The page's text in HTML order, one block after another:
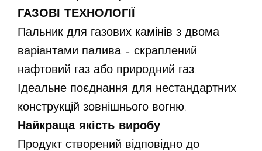
ГАЗОВІ ТЕХНОЛОГІЇ
Пальник для газових камінів з двома
варіантами палива – скраплений
нафтовий газ або природний газ.
Ідеальне поєднання для нестандартних
конструкцій зовнішнього вогню.
Найкраща якість виробу
Продукт створений відповідно до